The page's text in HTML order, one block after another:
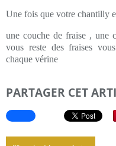
Une fois que votre chantilly
une couche de fraise , une
vous reste des fraises
chaque vérine
PARTAGER CET